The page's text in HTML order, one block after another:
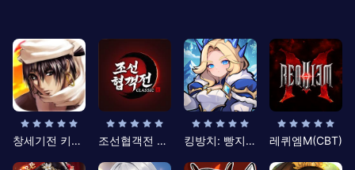
창세기전 키우기 조선협객전 클래식 킹방치: 빵지의 제왕 레퀴엠M(CBT)